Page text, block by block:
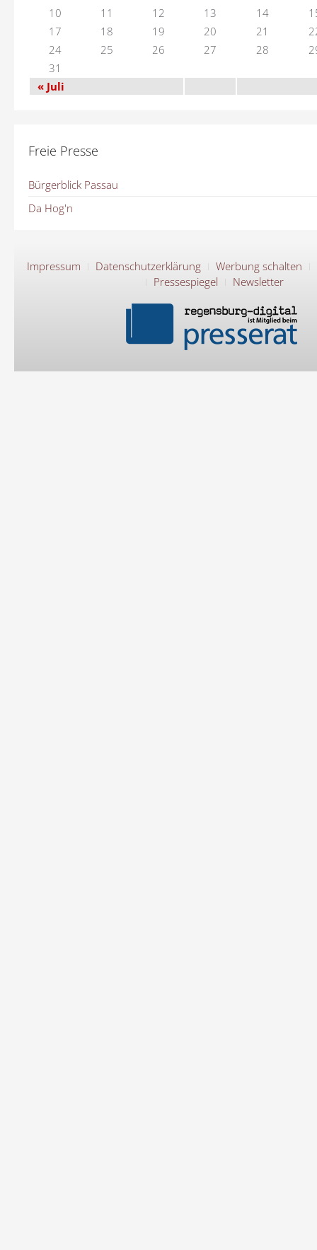
10
11 12 13 14
17
18 19 20 21
24
25 26 27 28
31
« Juli
Freie Presse
Bürgerblick Passau
Da Hog'n
Impressum Datenschutzerklärung
Werbung schalten
Pressespiegel
Newsletter